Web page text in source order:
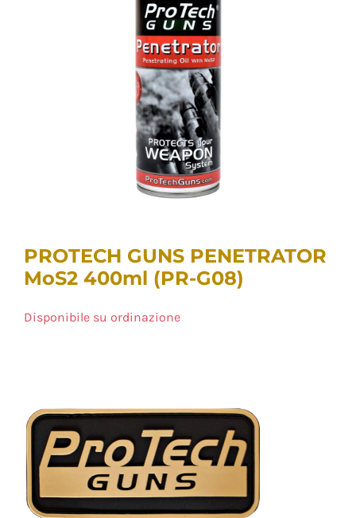
PROTECH GUNS PENETRATOR
MoS2 400ml (PR-G08)
Disponibile su ordinazione